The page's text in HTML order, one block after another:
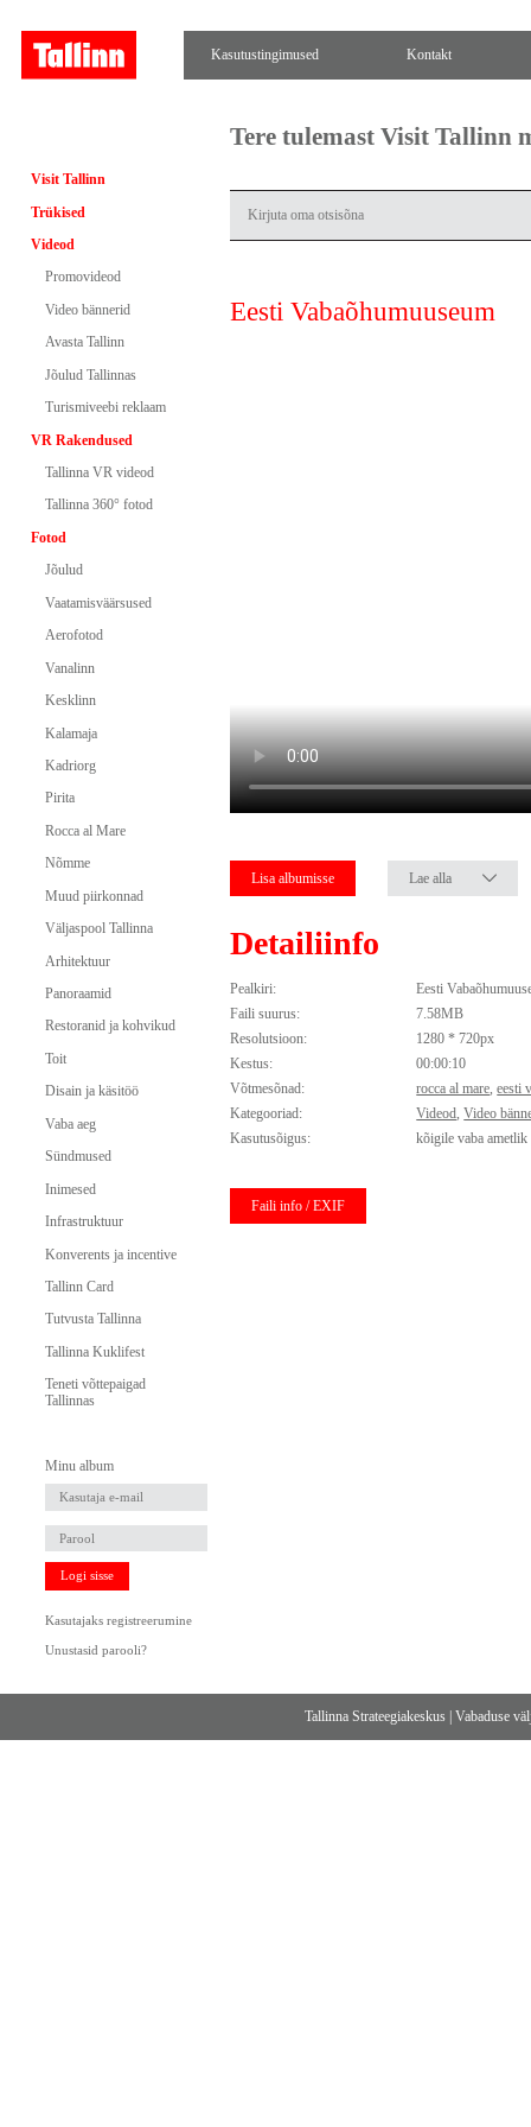
Kasutustingimused Kontakt
Visit Tallinn
Trükised
Videod
Promovideod
Video bännerid
Avasta Tallinn
Jõulud Tallinnas
Turismiveebi reklaam
VR Rakendused
Tallinna VR videod
Tallinna 360° fotod
Fotod
Jõulud
Vaatamisväärsused
Aerofotod
Vanalinn
Kesklinn
Kalamaja
Kadriorg
Pirita
Rocca al Mare
Nõmme
Muud piirkonnad
Väljaspool Tallinna
Arhitektuur
Panoraamid
Restoranid ja kohvikud
Toit
Disain ja käsitöö
Vaba aeg
Sündmused
Inimesed
Infrastruktuur
Konverents ja incentive
Tallinn Card
Tutvusta Tallinna
Tallinna Kuklifest
Teneti võttepaigad
Tallinnas
Minu album
Logi sisse
Kasutajaks registreerumine
Unustasid parooli?
Tere tulemast Visit Tallinn
Eesti Vabaõhumuuseum
Lisa albumisse Lae alla
Detailiinfo
Pealkiri:
Eesti
Faili suurus:
7.58MB
Resolutsioon:
1280 * 720px
Kestus:
00:00:10
Võtmesõnad:
rocca al mare,eesti
Kategooriad:
Videod,Video
Kasutusõigus:
kõigile vaba
Faili info / EXIF
Tallinna Strateegiakeskus |Vabaduse